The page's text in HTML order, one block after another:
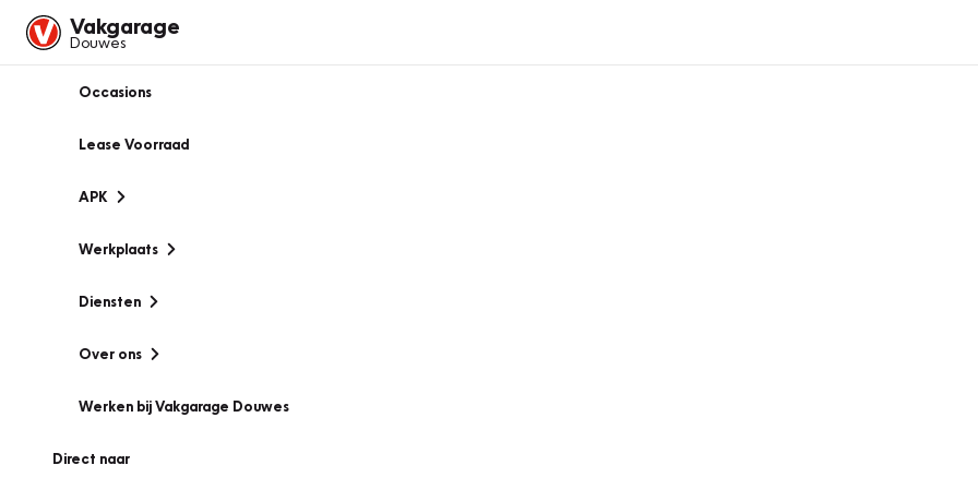
Vakgarage
Douwes
Occasions
Lease Voorraad
APK
Werkplaats
Diensten
Over ons
Werken bij Vakgarage Douwes
Direct naar